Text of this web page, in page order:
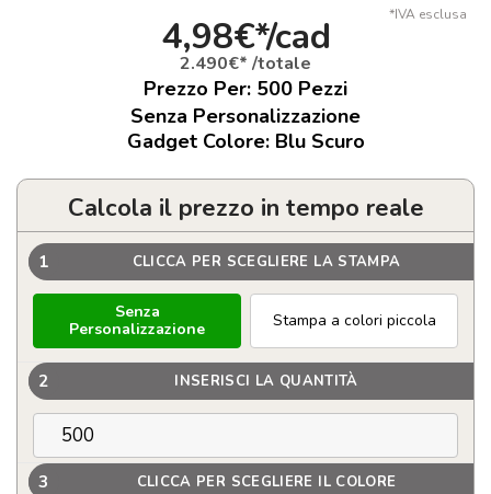
*IVA esclusa
4,98€*/cad
2.490€* /totale
Prezzo Per: 500 Pezzi
Senza Personalizzazione
Gadget Colore: Blu Scuro
Calcola il prezzo in tempo reale
1 CLICCA PER SCEGLIERE LA STAMPA
Senza
Personalizzazione
Stampa a colori piccola
2 INSERISCI LA QUANTITÀ
3 CLICCA PER SCEGLIERE IL COLORE